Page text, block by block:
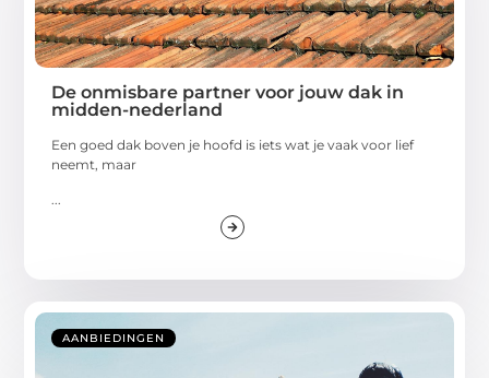
De onmisbare partner voor jouw dak in
midden-nederland
Een goed dak boven je hoofd is iets wat je vaak voor lief
neemt, maar
...
AANBIEDINGEN